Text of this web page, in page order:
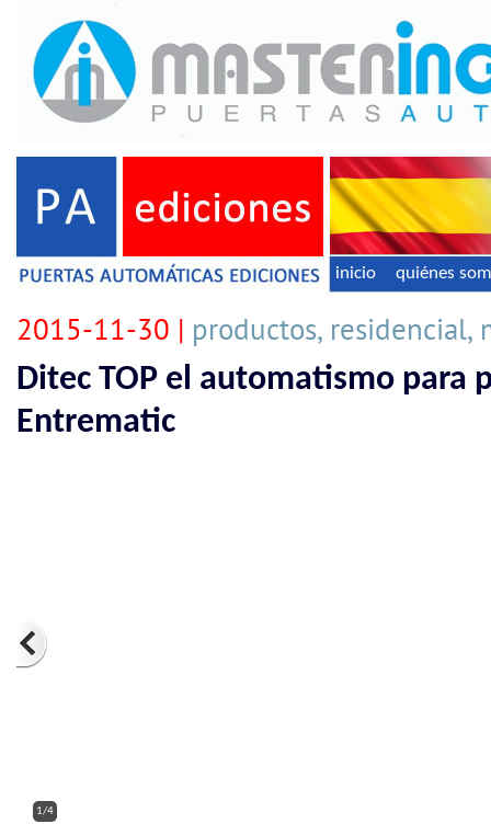
inicio quiénes
2015-11-30 | productos, residencial,
Ditec TOP el automatismo para
Entrematic
2/4